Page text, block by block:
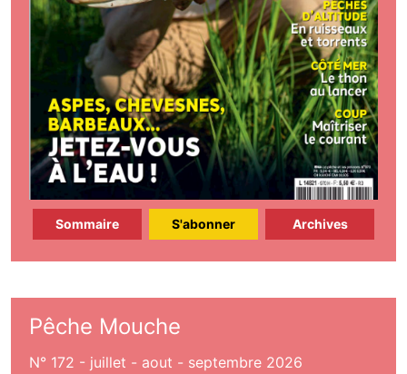
Sommaire S'abonner Archives
Pêche Mouche
N° 172 - juillet - aout - septembre 2026